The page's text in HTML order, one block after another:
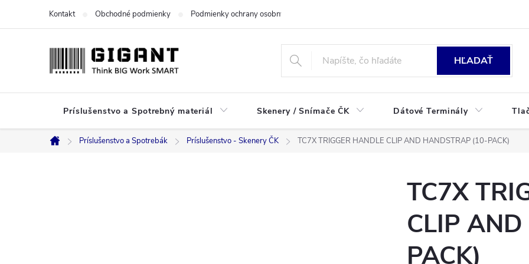
Kontakt Obchodné podmienky Podmienky ochrany osobných údajov
HĽADAŤ
Príslušenstvo a Spotrebný materiál Skenery / Snímače ČK Dátové Terminály
Domov
Príslušenstvo a Spotrebák Príslušenstvo - Skenery ČK TC7X TRIGGER HANDLE CLIP AND HANDSTRAP (10-PACK)
TC7X
CLIP
PACK)